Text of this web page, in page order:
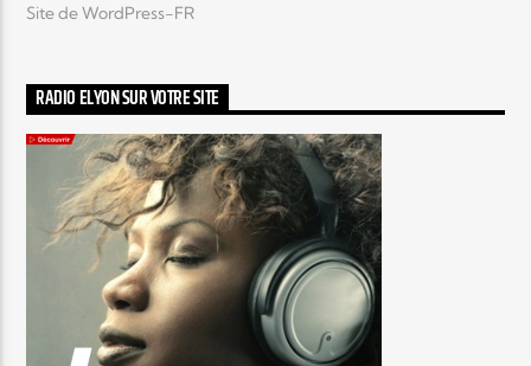
Site de WordPress-FR
RADIO ELYON SUR VOTRE SITE